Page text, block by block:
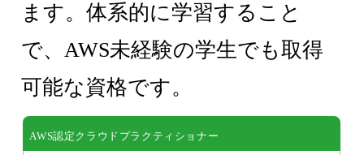
ます。体系的に学習すること
で、AWS未経験の学生でも取得
可能な資格です。
AWS認定クラウドプラクティショナー